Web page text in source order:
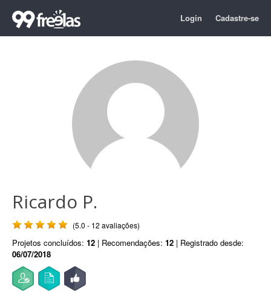
Login Cadastre-se
Ricardo P.
(5.0 - 12 avaliações)
Projetos concluídos: 12 | Recomendações: 12 | Registrado desde:
06/07/2018